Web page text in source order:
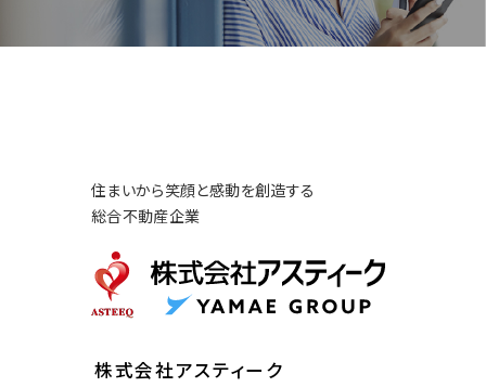
住まいから笑顔と感動を創造する
総合不動産企業
株式会社アスティーク